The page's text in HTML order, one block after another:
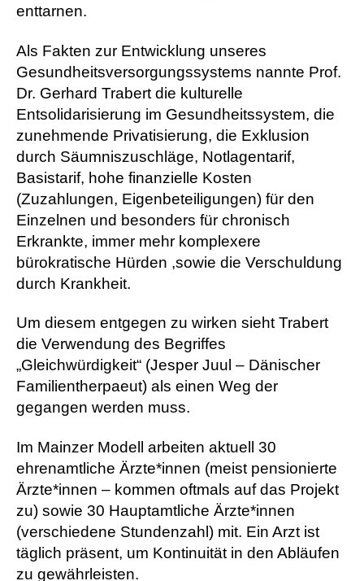
enttarnen.
Als Fakten zur Entwicklung unseres
Gesundheitsversorgungssystems nannte Prof.
Dr. Gerhard Trabert die kulturelle
Entsolidarisierung im Gesundheitssystem, die
zunehmende Privatisierung, die Exklusion
durch Säumniszuschläge, Notlagentarif,
Basistarif, hohe finanzielle Kosten
(Zuzahlungen, Eigenbeteiligungen) für den
Einzelnen und besonders für chronisch
Erkrankte, immer mehr komplexere
bürokratische Hürden ,sowie die Verschuldung
durch Krankheit.
Um diesem entgegen zu wirken sieht Trabert
die Verwendung des Begriffes
„Gleichwürdigkeit“ (Jesper Juul – Dänischer
Familientherpaeut) als einen Weg der
gegangen werden muss.
Im Mainzer Modell arbeiten aktuell 30
ehrenamtliche Ärzte*innen (meist pensionierte
Ärzte*innen – kommen oftmals auf das Projekt
zu) sowie 30 Hauptamtliche Ärzte*innen
(verschiedene Stundenzahl) mit. Ein Arzt ist
täglich präsent, um Kontinuität in den Abläufen
zu gewährleisten.